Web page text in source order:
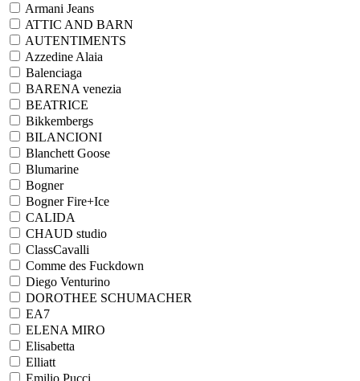
Armani Jeans
ATTIC AND BARN
AUTENTIMENTS
Azzedine Alaia
Balenciaga
BARENA venezia
BEATRICE
Bikkembergs
BILANCIONI
Blanchett Goose
Blumarine
Bogner
Bogner Fire+Ice
CALIDA
CHAUD studio
ClassCavalli
Comme des Fuckdown
Diego Venturino
DOROTHEE SCHUMACHER
EA7
ELENA MIRO
Elisabetta
Elliatt
Emilio Pucci